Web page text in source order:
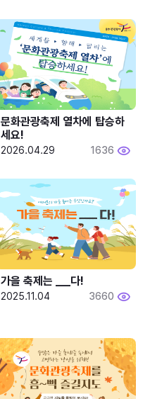
문화관광축제 열차에 탑승하
세요!
2026.04.29 1636
2025.11.04 3660